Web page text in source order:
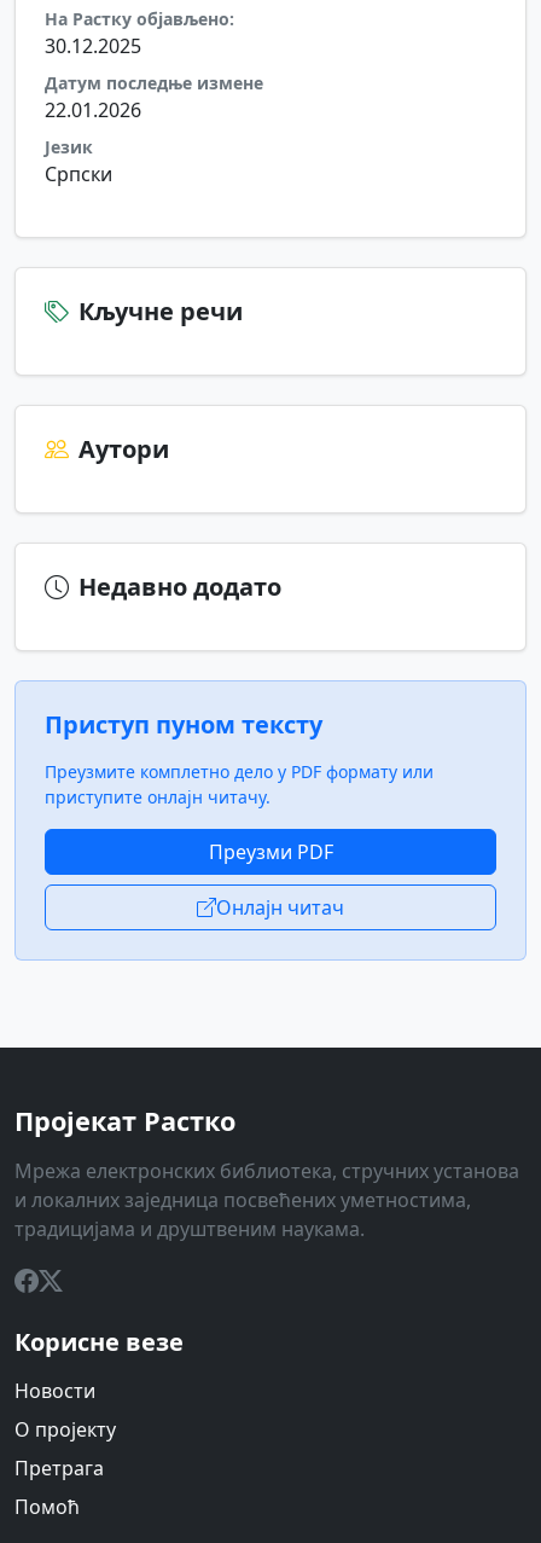
На Растку објављено:
30.12.2025
Датум последње измене
22.01.2026
Језик
Српски
Кључне речи
Аутори
Недавно додато
Приступ пуном тексту
Преузмите комплетно дело у PDF формату или
приступите онлајн читачу.
Преузми PDF
Онлајн читач
Пројекат Растко
Мрежа електронских библиотека, стручних установа
и локалних заједница посвећених уметностима,
традицијама и друштвеним наукама.
Корисне везе
Новости
О пројекту
Претрага
Помоћ